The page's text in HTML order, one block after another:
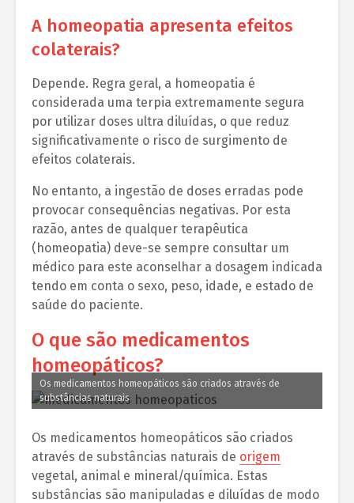
A homeopatia apresenta efeitos
colaterais?
Depende. Regra geral, a homeopatia é
considerada uma terpia extremamente segura
por utilizar doses ultra diluídas, o que reduz
significativamente o risco de surgimento de
efeitos colaterais.
No entanto, a ingestão de doses erradas pode
provocar consequências negativas. Por esta
razão, antes de qualquer terapêutica
(homeopatia) deve-se sempre consultar um
médico para este aconselhar a dosagem indicada
tendo em conta o sexo, peso, idade, e estado de
saúde do paciente.
O que são medicamentos
homeopáticos?
Os medicamentos homeopáticos são criados através de
substâncias naturais
Os medicamentos homeopáticos são criados
através de substâncias naturais de origem
vegetal, animal e mineral/química. Estas
substâncias são manipuladas e diluídas de modo